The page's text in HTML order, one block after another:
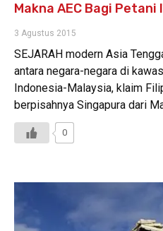
Makna AEC Bagi Petani
3 Agustus 2015
SEJARAH modern Asia
antara negara-negara di
Indonesia-Malaysia, klaim
berpisahnya Singapura dari
0